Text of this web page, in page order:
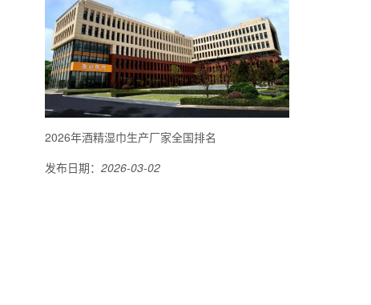
2026年酒精湿巾生产厂家全国排名
发布日期： 2026-03-02